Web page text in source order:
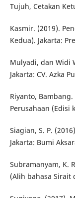
Tujuh, Cetakan
Kasmir. (2019).
Kedua). Jakarta:
Mulyadi, dan Widi
Jakarta: CV. Azka
Riyanto,
Perusahaan (Edisi
Siagian, S. P.
Jakarta: Bumi
Subramanyam, K.
(Alih bahasa Sirait